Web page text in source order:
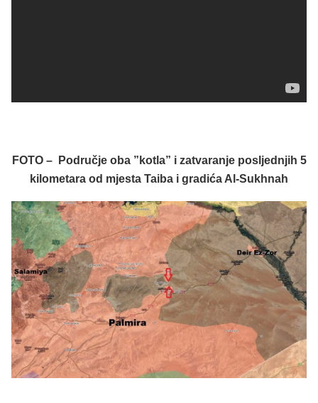
FOTO – Područje oba ”kotla” i zatvaranje posljednjih 5
kilometara od mjesta Taiba i gradića Al-Sukhnah